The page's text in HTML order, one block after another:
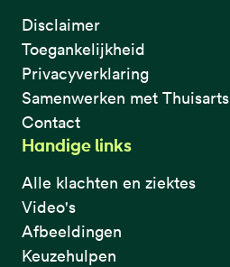
Disclaimer
Toegankelijkheid
Privacyverklaring
Samenwerken met Thuisarts
Contact
Handige links
Alle klachten en ziektes
Video's
Afbeeldingen
Keuzehulpen